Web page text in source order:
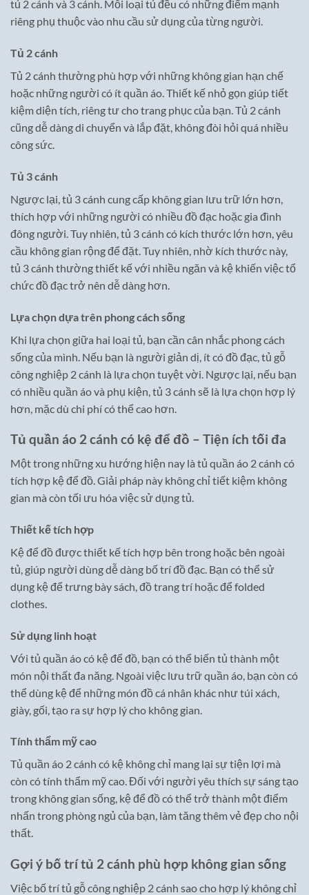
tủ 2 cánh và 3 cánh. Mỗi loại tủ đều có những điểm mạnh
riêng phụ thuộc vào nhu cầu sử dụng của từng người.
Tủ 2 cánh
Tủ 2 cánh thường phù hợp với những không gian hạn chế
hoặc những người có ít quần áo. Thiết kế nhỏ gọn giúp tiết
kiệm diện tích, riêng tư cho trang phục của bạn. Tủ 2 cánh
cũng dễ dàng di chuyển và lắp đặt, không đòi hỏi quá nhiều
công sức.
Tủ 3 cánh
Ngược lại, tủ 3 cánh cung cấp không gian lưu trữ lớn hơn,
thích hợp với những người có nhiều đồ đạc hoặc gia đình
đông người. Tuy nhiên, tủ 3 cánh có kích thước lớn hơn, yêu
cầu không gian rộng để đặt. Tuy nhiên, nhờ kích thước này,
tủ 3 cánh thường thiết kế với nhiều ngăn và kệ khiến việc tổ
chức đồ đạc trở nên dễ dàng hơn.
Lựa chọn dựa trên phong cách sống
Khi lựa chọn giữa hai loại tủ, bạn cần cân nhắc phong cách
sống của mình. Nếu bạn là người giản dị, ít có đồ đạc, tủ gỗ
công nghiệp 2 cánh là lựa chọn tuyệt vời. Ngược lại, nếu bạn
có nhiều quần áo và phụ kiện, tủ 3 cánh sẽ là lựa chọn hợp lý
hơn, mặc dù chi phí có thể cao hơn.
Tủ quần áo 2 cánh có kệ để đồ – Tiện ích tối đa
Một trong những xu hướng hiện nay là tủ quần áo 2 cánh có
tích hợp kệ để đồ. Giải pháp này không chỉ tiết kiệm không
gian mà còn tối ưu hóa việc sử dụng tủ.
Thiết kế tích hợp
Kệ để đồ được thiết kế tích hợp bên trong hoặc bên ngoài
tủ, giúp người dùng dễ dàng bố trí đồ đạc. Bạn có thể sử
dụng kệ để trưng bày sách, đồ trang trí hoặc để folded
clothes.
Sử dụng linh hoạt
Với tủ quần áo có kệ để đồ, bạn có thể biến tủ thành một
món nội thất đa năng. Ngoài việc lưu trữ quần áo, bạn còn có
thể dùng kệ để những món đồ cá nhân khác như túi xách,
giày, gối, tạo ra sự hợp lý cho không gian.
Tính thẩm mỹ cao
Tủ quần áo 2 cánh có kệ không chỉ mang lại sự tiện lợi mà
còn có tính thẩm mỹ cao. Đối với người yêu thích sự sáng tạo
trong không gian sống, kệ để đồ có thể trở thành một điểm
nhấn trong phòng ngủ của bạn, làm tăng thêm vẻ đẹp cho nội
thất.
Gợi ý bố trí tủ 2 cánh phù hợp không gian sống
Việc bố trí tủ gỗ công nghiệp 2 cánh sao cho hợp lý không chỉ